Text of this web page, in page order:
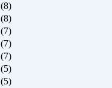
(8)
(8)
(7)
(7)
(7)
(5)
(5)